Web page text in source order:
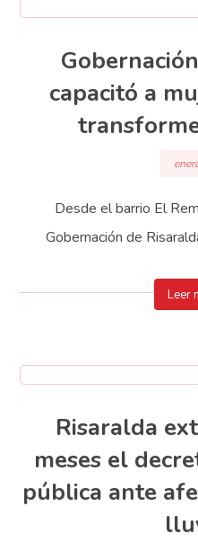
capacitó a
Desde el barrio El
Gobernación de
Leer
Risaralda
meses el
pública ante